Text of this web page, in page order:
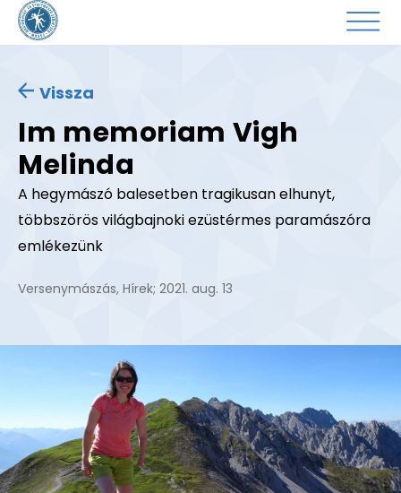
Vissza
Im memoriam Vigh
Melinda
A hegymászó balesetben tragikusan elhunyt,
többszörös világbajnoki ezüstérmes paramászóra
emlékezünk
Versenymászás, Hírek; 2021. aug. 13